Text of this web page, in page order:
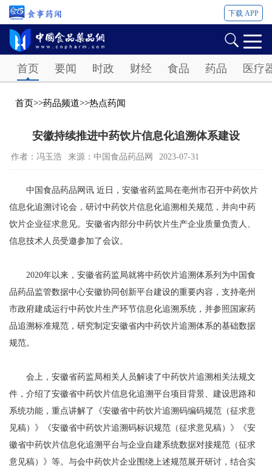
下载 APP
首页 要闻 时政 财经 食品 药品 医疗
首页>>药品频道>>热点药闻
安徽持续推进中药饮片信息化追溯体系建设
作者：冯玉浩 来源：中国食品药品网 2023-07-31
中国食品药品网讯 近日，安徽省药监局在亳州市召开中药饮片
信息化追溯讨论会，研讨中药饮片信息化追溯相关规范，并向中药
饮片企业征求意见。安徽省内部分中药饮片生产企业质量负责人、
信息技术人员受邀参加了会议。
2020年以来，安徽省药监局就将中药饮片追溯体系列为中国食
品药品监管数据中心安徽协同创新平台建设的重要内容，支持亳州
市政府建成运行中药饮片生产环节信息化追溯系统，并参照国家药
品追溯标准规范，研究制定安徽省内中药饮片追溯体系的基础数据
规范。
会上，安徽省药监局相关人员解读了中药饮片追溯相关法规文
件，介绍了安徽省中药饮片信息化追溯平台项目背景、建设思路和
系统功能，重点讲解了《安徽省中药饮片追溯码编码规范（征求意
见稿）》《安徽省中药饮片追溯码标识规范（征求意见稿）》《安
徽省中药饮片信息化追溯平台与企业自建系统数据对接规范（征求
意见稿）》等。与会中药饮片企业围绕上述规范展开研讨，结合实